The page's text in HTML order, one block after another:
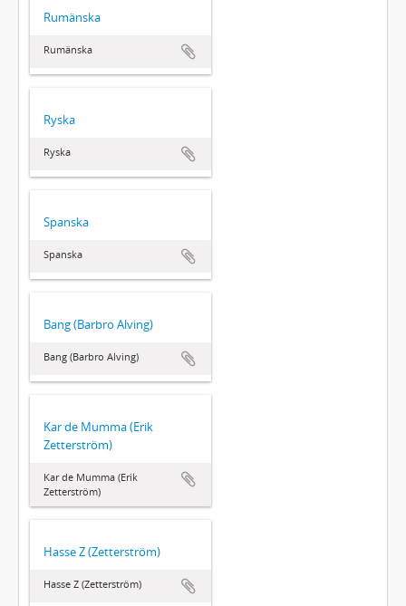
Rumänska
Rumänska
Ryska
Ryska
Spanska
Spanska
Bang (Barbro Alving)
Bang (Barbro Alving)
Kar de Mumma (Erik
Zetterström)
Kar de Mumma (Erik
Zetterström)
Hasse Z (Zetterström)
Hasse Z (Zetterström)